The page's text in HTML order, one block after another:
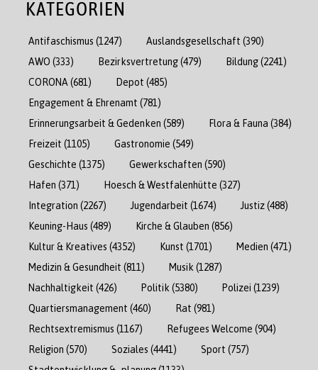
KATEGORIEN
Antifaschismus (1247) Auslandsgesellschaft (390)
AWO (333) Bezirksvertretung(479) Bildung(2241)
CORONA (681) Depot (485)
Engagement & Ehrenamt (781)
Erinnerungsarbeit & Gedenken (589) Flora & Fauna (384)
Freizeit (1105) Gastronomie (549)
Geschichte (1375) Gewerkschaften (590)
Hafen (371) Hoesch & Westfalenhütte (327)
Integration (2267) Jugendarbeit (1674) Justiz(488)
Keuning-Haus (489) Kirche & Glauben (856)
Kultur & Kreatives (4352) Kunst (1701) Medien (471)
Medizin & Gesundheit (811) Musik (1287)
Nachhaltigkeit (426) Politik (5380) Polizei (1239)
Quartiersmanagement (460) Rat (981)
Rechtsextremismus (1167) Refugees Welcome (904)
Religion (570) Soziales (4441) Sport (757)